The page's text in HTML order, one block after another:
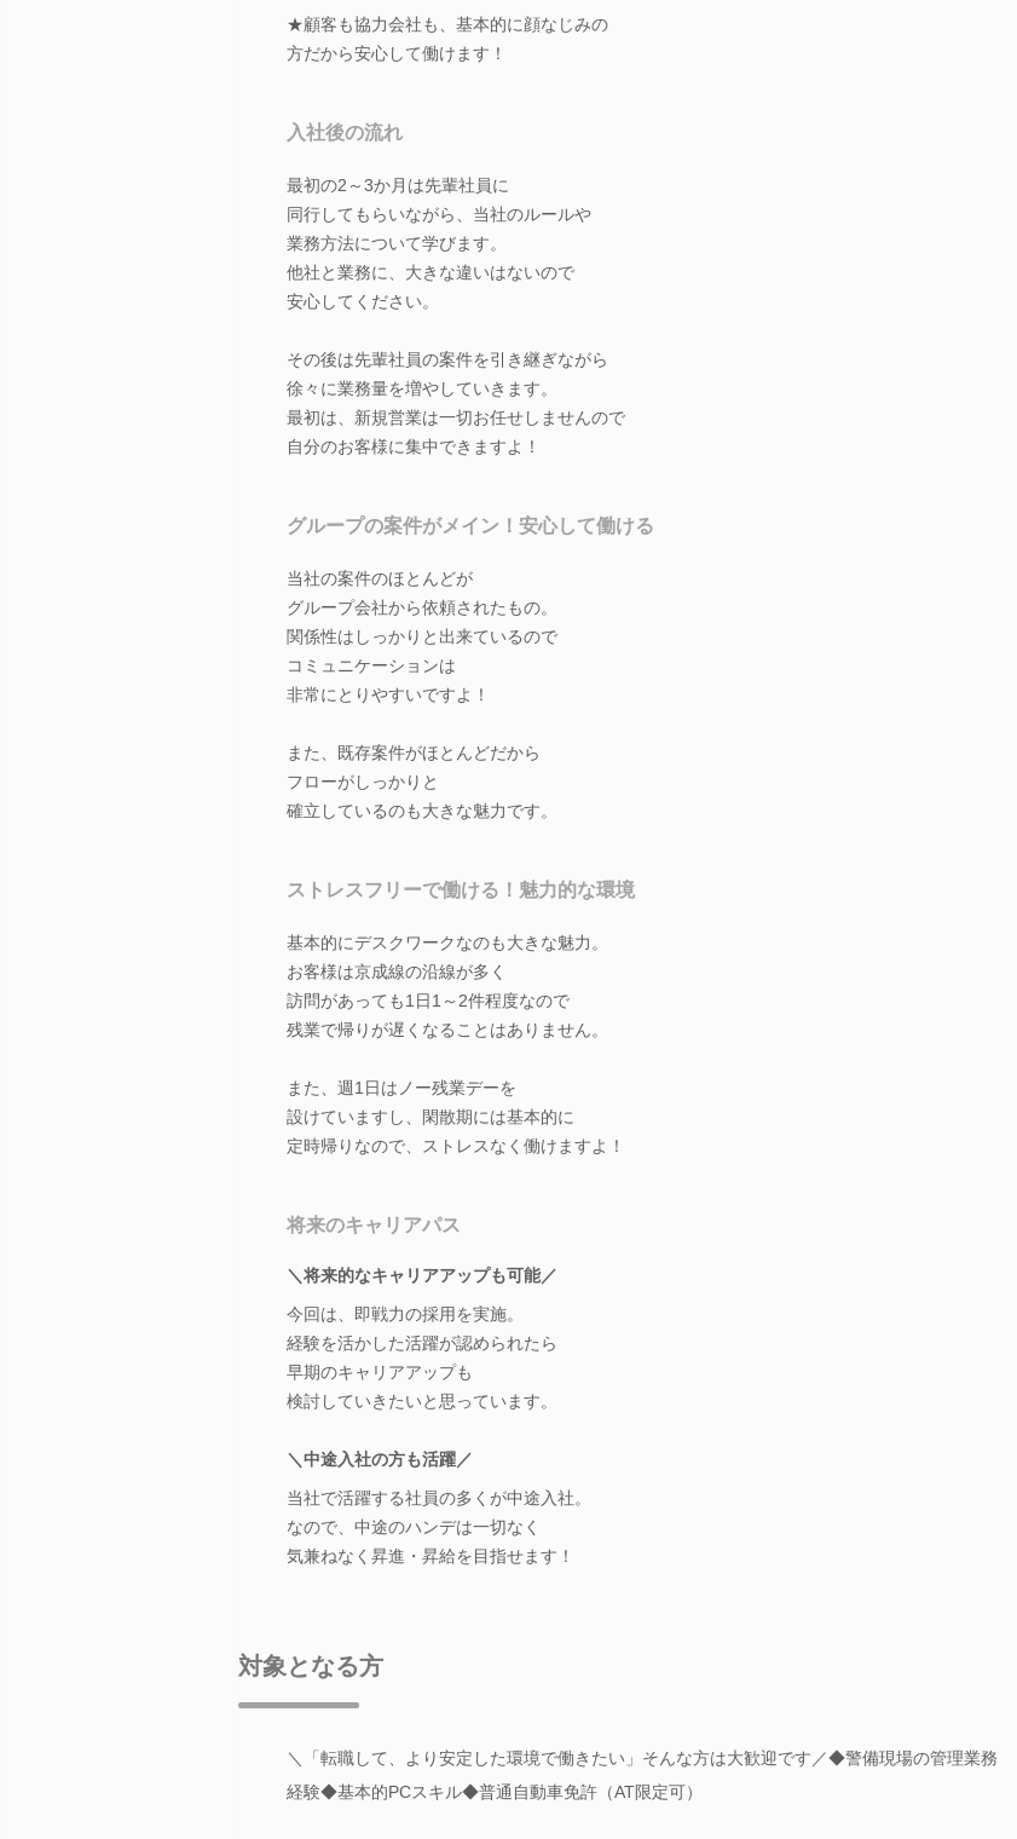
★顧客も協力会社も、基本的に顔なじみの
方だから安心して働けます！
入社後の流れ
最初の2～3か月は先輩社員に
同行してもらいながら、当社のルールや
業務方法について学びます。
他社と業務に、大きな違いはないので
安心してください。
その後は先輩社員の案件を引き継ぎながら
徐々に業務量を増やしていきます。
最初は、新規営業は一切お任せしませんので
自分のお客様に集中できますよ！
グループの案件がメイン！安心して働ける
当社の案件のほとんどが
グループ会社から依頼されたもの。
関係性はしっかりと出来ているので
コミュニケーションは
非常にとりやすいですよ！
また、既存案件がほとんどだから
フローがしっかりと
確立しているのも大きな魅力です。
ストレスフリーで働ける！魅力的な環境
基本的にデスクワークなのも大きな魅力。
お客様は京成線の沿線が多く
訪問があっても1日1～2件程度なので
残業で帰りが遅くなることはありません。
また、週1日はノー残業デーを
設けていますし、閑散期には基本的に
定時帰りなので、ストレスなく働けますよ！
将来のキャリアパス
＼将来的なキャリアアップも可能／
今回は、即戦力の採用を実施。
経験を活かした活躍が認められたら
早期のキャリアアップも
検討していきたいと思っています。
＼中途入社の方も活躍／
当社で活躍する社員の多くが中途入社。
なので、中途のハンデは一切なく
気兼ねなく昇進・昇給を目指せます！
対象となる方
＼「転職して、より安定した環境で働きたい」そんな方は大歓迎です／◆警備現場の管理業務
経験◆基本的PCスキル◆普通自動車免許（AT限定可）